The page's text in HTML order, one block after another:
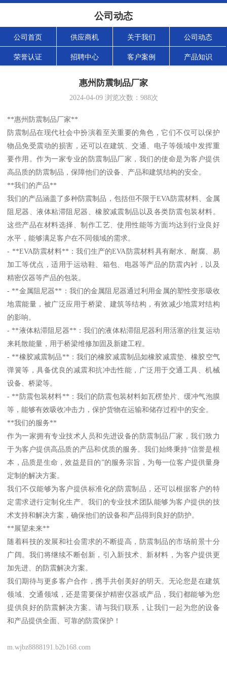
公司动态
公司首页 供应商机 关于我们 公司动态
荣誉认证 招聘中心 客户案例 产品知识
惠州防震制品厂家
2024-04-09浏览次数： 988次
**惠州防震制品厂家**
防震制品在现代社会中扮演着至关重要的角色，它们不仅可以保护
物品免受震动的损害，还可以在建筑、交通、电子等领域中发挥重
要作用。作为一家专业的防震制品厂家，我们的使命是为客户提供
高品质的防震制品，保障他们的设备、产品和建筑结构的安全。
**我们的产品**
我们的产品涵盖了多种防震制品，包括但不限于EVA防震材料、金属
阻尼器、液体粘滞阻尼器、橡胶减震制品以及各类防震包装材料。
这些产品在材料选择、制作工艺、使用性能等方面均达到行业良好
水平，能够满足客户在不同领域的需求。
- **EVA防震材料**：我们生产的EVA防震材料具有耐水、耐腐、易
加工等优点，适用于运动鞋、箱包、电器等产品的防震内衬，以及
精密仪器等产品的包装。
- **金属阻尼器**：我们的金属阻尼器通过利用金属的塑性变形吸收
地震能量，被广泛应用于桥梁、建筑等结构，有效减少地震对结构
的影响。
- **液体粘滞阻尼器**：我们的液体粘滞阻尼器利用活塞的往复运动
来耗散能量，用于桥梁维修加固及新建工程。
- **橡胶减震制品**：我们的橡胶减震制品如橡胶减震垫、橡胶空气
弹簧等，具备优良的减震和抗冲击性能，广泛用于交通工具、机械
设备、桥梁等。
- **防震包装材料**：我们的防震包装材料如瓦楞垫片、缓冲气泡膜
等，能够有效吸收冲击力，保护货物在运输和储存过程中的安全。
**我们的服务**
作为一家拥有专业技术人员和先进设备的防震制品厂家，我们致力
于为客户提供高品质的产品和优质的服务。我们始终秉持“信誉是根
本，品质是生命，效益是目的”的服务宗旨，为每一位客户提供量身
定制的解决方案。
我们不仅能够为客户提供标准化的防震制品，还可以根据客户的特
定需求进行定制化生产。我们的专业技术团队能够为客户提供的技
术支持和解决方案，确保他们的设备和产品得到良好的防护。
**展望未来**
随着科技的发展和社会需求的不断提高，防震制品的市场前景十分
广阔。我们将继续不断创新，引入新技术、新材料，为客户提供更
加先进、的防震解决方案。
我们期待与更多客户合作，携手共创美好的明天。无论您是在建筑
领域、交通领域，还是需要保护精密仪器或产品，我们都能够为您
提供良好的防震解决方案。请与我们联系，让我们一起为您的设备
和产品提供全面、可靠的防震保护！
m.wjbz8888191.b2b168.com